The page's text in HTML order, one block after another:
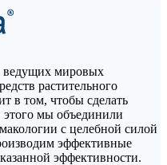
ведущих мировых
растительного
в том, чтобы сделать
мы объединили
с целебной силой
эффективные
эффективности.